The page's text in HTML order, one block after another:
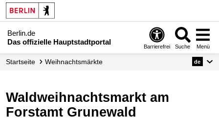
Berlin.de
Das offizielle Hauptstadtportal
Barrierefrei Suche Menü
Startseite Weihnachtsmärkte de
Waldweihnachtsmarkt am
Forstamt Grunewald